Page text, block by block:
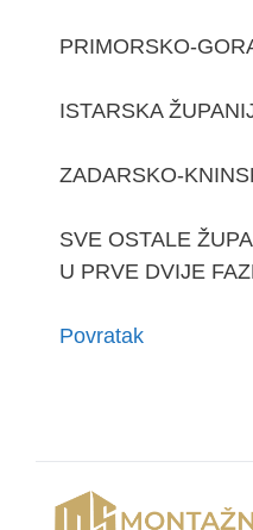
PRIMORSKO-
ISTARSKA
ZADARSKO-
SVE OSTALE
U PRVE DVIJE
Povratak